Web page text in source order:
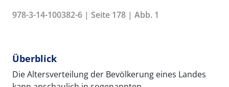
978-3-14-100382-6 | Seite 178 | Abb. 1
Überblick
Die Altersverteilung der Bevölkerung eines Landes